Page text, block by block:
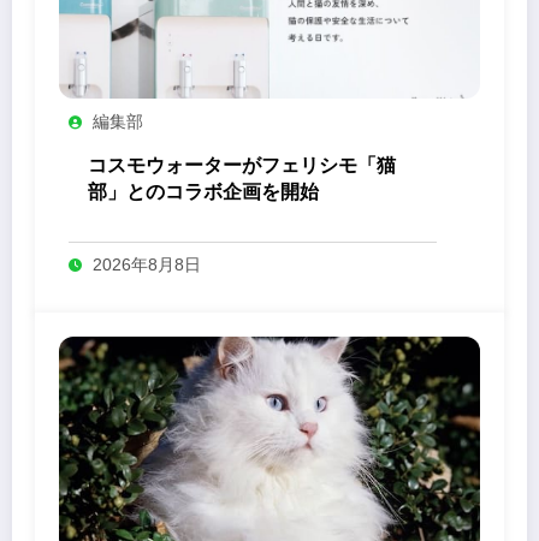
編集部
コスモウォーターがフェリシモ「猫
部」とのコラボ企画を開始
2026年8月8日